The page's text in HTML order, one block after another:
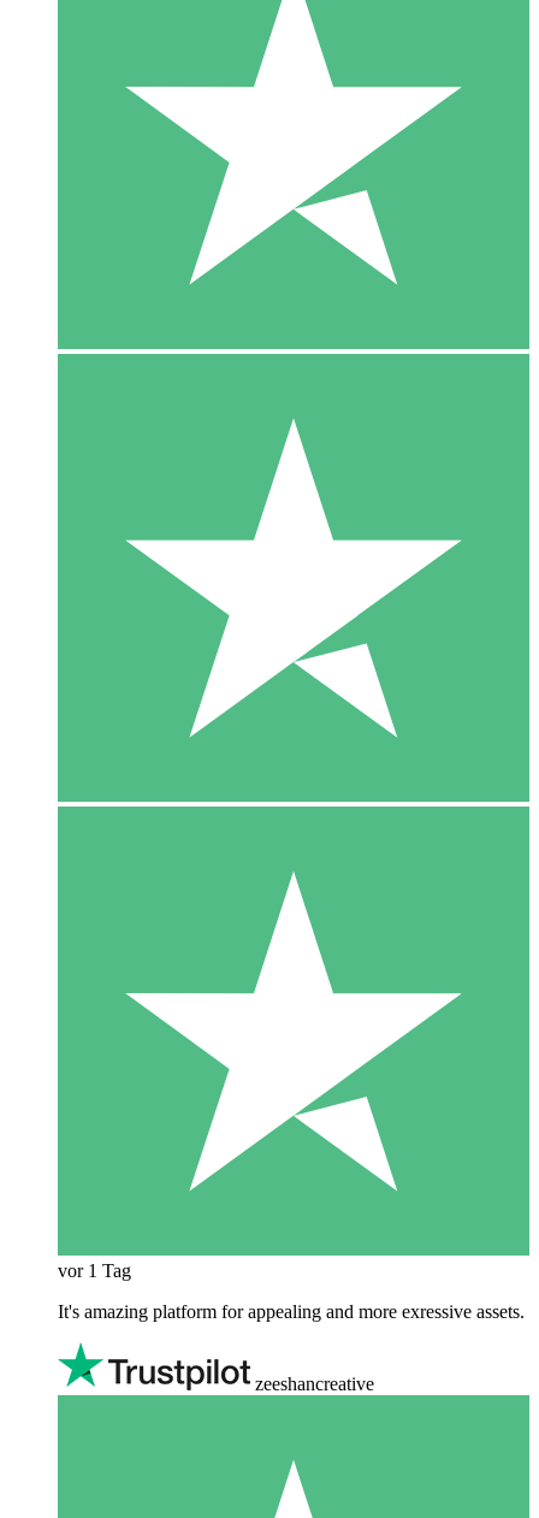
vor 1 Tag
It's amazing platform for appealing and more exressive assets.
zeeshancreative